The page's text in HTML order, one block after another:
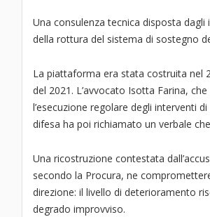
Una consulenza tecnica disposta
della rottura del sistema di sostegno
La piattaforma era stata costruita nel
del 2021. L’avvocato Isotta Farina,
l’esecuzione regolare degli interventi
difesa ha poi richiamato un verbale
Una ricostruzione contestata
secondo la Procura, ne
direzione: il livello di deterioramento
degrado improvviso.